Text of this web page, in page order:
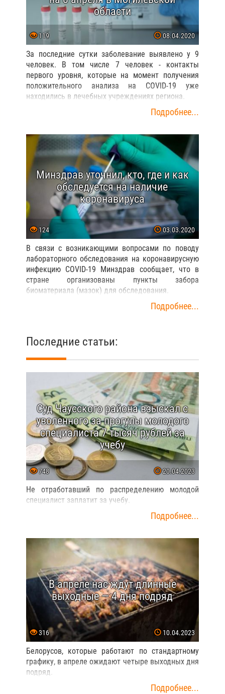
области
119 08.04.2020
За последние сутки заболевание выявлено у 9
человек. В том числе 7 человек - контакты
первого уровня, которые на момент получения
положительного анализа на COVID-19 уже
находились в лечебных учреждениях региона.
Подробнее...
Минздрав уточнил, кто, где и как
обследуется на наличие
коронавируса
124 03.03.2020
В связи с возникающими вопросами по поводу
лабораторного обследования на коронавирусную
инфекцию COVID-19 Минздрав сообщает, что в
стране организованы пункты забора
биоматериала (мазок) для обследования.
Подробнее...
Последние статьи:
Суд Чаусского района взыскал с
уволенного за прогулы молодого
специалиста 7 тысяч рублей за
учебу
748 20.04.2023
Не отработавший по распределению молодой
специалист заплатит за учебу.
Подробнее...
В апреле нас ждут длинные
выходные — 4 дня подряд
316 10.04.2023
Белорусов, которые работают по стандартному
графику, в апреле ожидают четыре выходных дня
подряд.
Подробнее...